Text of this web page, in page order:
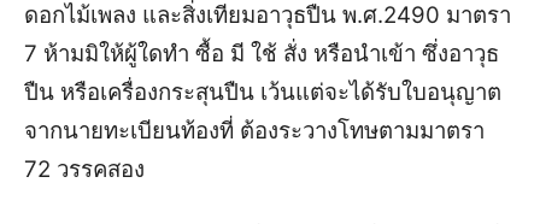
ดอกไม้เพลง และสิ่งเทียมอาวุธปืน พ.ศ.2490 มาตรา
7 ห้ามมิให้ผู้ใดทำ ซื้อ มี ใช้ สั่ง หรือนำเข้า ซึ่งอาวุธ
ปืน หรือเครื่องกระสุนปืน เว้นแต่จะได้รับใบอนุญาต
จากนายทะเบียนท้องที่ ต้องระวางโทษตามมาตรา
72 วรรคสอง